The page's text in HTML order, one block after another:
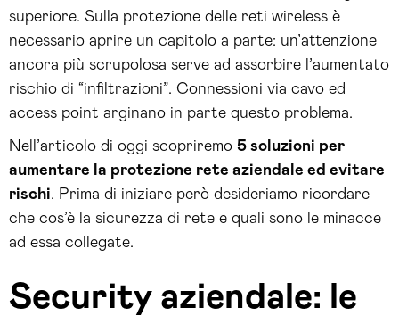
superiore. Sulla protezione delle reti wireless è
necessario aprire un capitolo a parte: un’attenzione
ancora più scrupolosa serve ad assorbire l’aumentato
rischio di “infiltrazioni”. Connessioni via cavo ed
access point arginano in parte questo problema.
Nell’articolo di oggi scopriremo 5 soluzioni per
aumentare la protezione rete aziendale ed evitare
rischi. Prima di iniziare però desideriamo ricordare
che cos’è la sicurezza di rete e quali sono le minacce
ad essa collegate.
Security aziendale: le